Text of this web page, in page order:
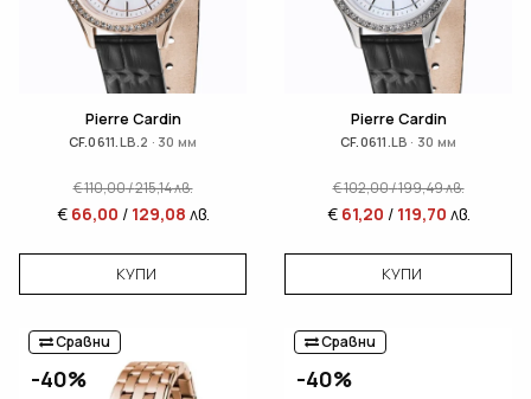
Pierre Cardin
CF.0611.LB.2 · 30 мм
€110,00/215,14лв.
€ 66,00 / 129,08 лв.
КУПИ
Pierre Cardin
CF.0611.LB · 30 мм
€102,00/199,49лв.
€ 61,20 / 119,70 лв.
КУПИ
Сравни
-40%
Сравни
-40%